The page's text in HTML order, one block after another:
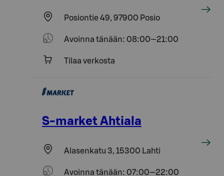
Posiontie 49, 97900 Posio
Avoinna tänään: 08:00—21:00
Tilaa verkosta
S-market Ahtiala
Alasenkatu 3, 15300 Lahti
Avoinna tänään: 07:00—22:00